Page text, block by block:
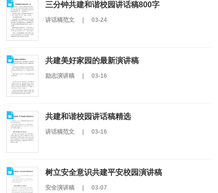
三分钟共建和谐校园讲话稿800字
讲话稿范文 03-24
共建美好家园的最新演讲稿
励志演讲稿 03-16
共建和谐校园讲话稿精选
讲话稿范文 03-16
树立安全意识共建平安校园演讲稿
安全演讲稿 03-07